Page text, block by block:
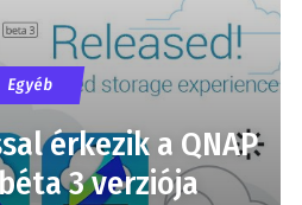
Egyéb
érkezik a QNAP
béta 3 verziója